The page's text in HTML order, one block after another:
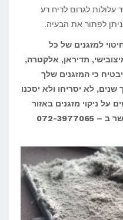
לגרום לריח רע
לפתור את הבעיה.
למזגנים של כל
תדיראן, אלקטרה,
יבטיח כי המזגנים שלך
שנים, לא יסריחו ולא יסכנו
על ניקוי מזגנים באזור
3977065